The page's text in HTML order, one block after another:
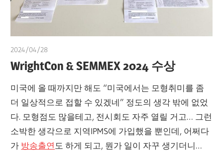
2024/04/28
WrightCon & SEMMEX 2024 수상
미국에 올 때까지만 해도 “미국에서는 모형취미를 좀
더 일상적으로 접할 수 있겠네” 정도의 생각 밖에 없었
다. 모형점도 많을테고, 전시회도 자주 열릴 거고… 그런
소박한 생각으로 지역IPMS에 가입했을 뿐인데, 어쩌다
가 방송출연도 하게 되고, 뭔가 일이 자꾸 생기더니…